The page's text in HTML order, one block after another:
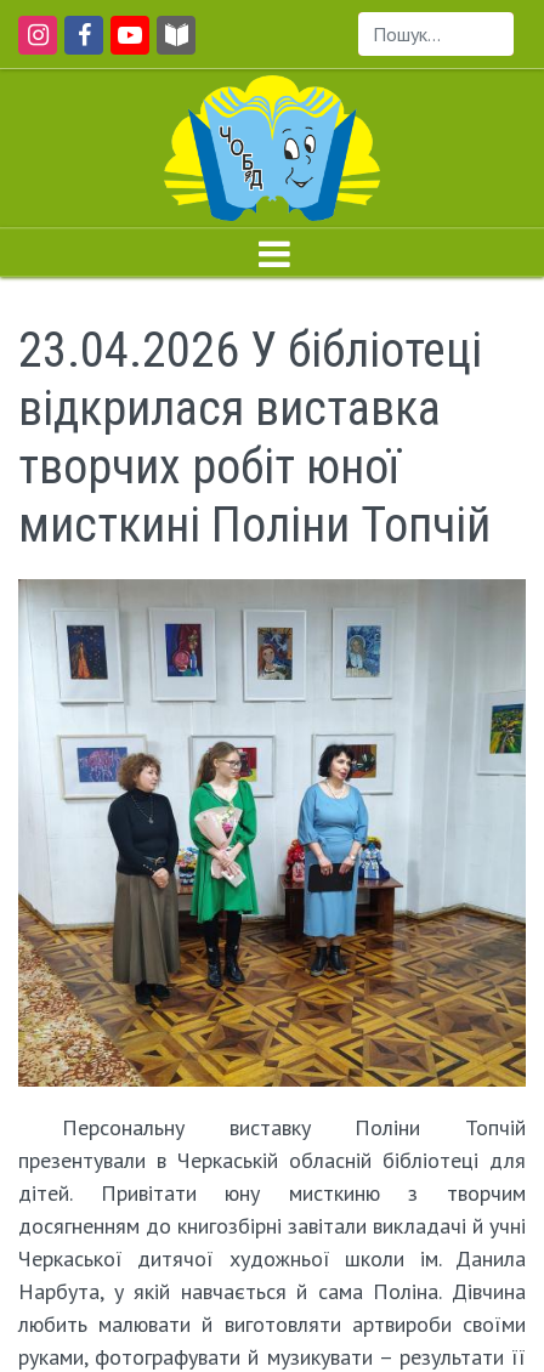
Пошук...
23.04.2026 У бібліотеці
відкрилася виставка
творчих робіт юної
мисткині Поліни Топчій
Персональну виставку Поліни Топчій
презентували в Черкаській обласній бібліотеці для
дітей. Привітати юну мисткиню з творчим
досягненням до книгозбірні завітали викладачі й учні
Черкаської дитячої художньої школи ім. Данила
Нарбута, у якій навчається й сама Поліна. Дівчина
любить малювати й виготовляти артвироби своїми
руками, фотографувати й музикувати – результати її